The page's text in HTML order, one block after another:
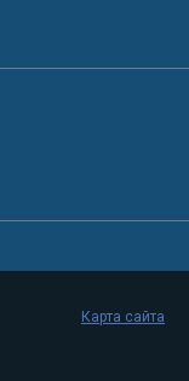
Карта сайта